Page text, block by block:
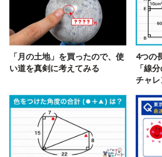
「月の土地」を買ったので、使
い道を真剣に考えてみる
4つの
「線
チャレ